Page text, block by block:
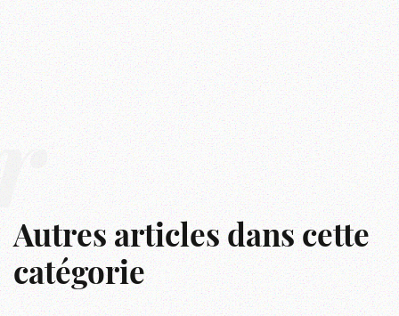
Autres articles dans cette
catégorie